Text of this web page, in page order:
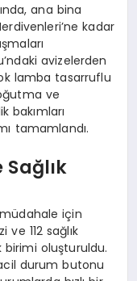
ana bina
kadar
avizelerden
lamba tasarruflu
ve
bakımları
tamamlandı.
için
ve 112 sağlık
birimi oluşturuldu.
durum butonu